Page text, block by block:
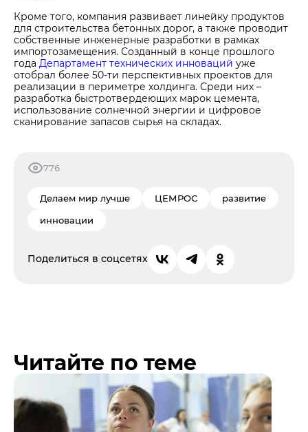
Кроме того, компания развивает линейку продуктов
для строительства бетонных дорог, а также проводит
собственные инженерные разработки в рамках
импортозамещения. Созданный в конце прошлого
года Департамент технических инноваций уже
отобрал более 50-ти перспективных проектов для
реализации в периметре холдинга. Среди них –
разработка быстротвердеющих марок цемента,
использование солнечной энергии и цифровое
сканирование запасов сырья на складах.
776
Делаем мир лучше ЦЕМРОС
развитие
инновации
Поделиться в соцсетях
Читайте по теме